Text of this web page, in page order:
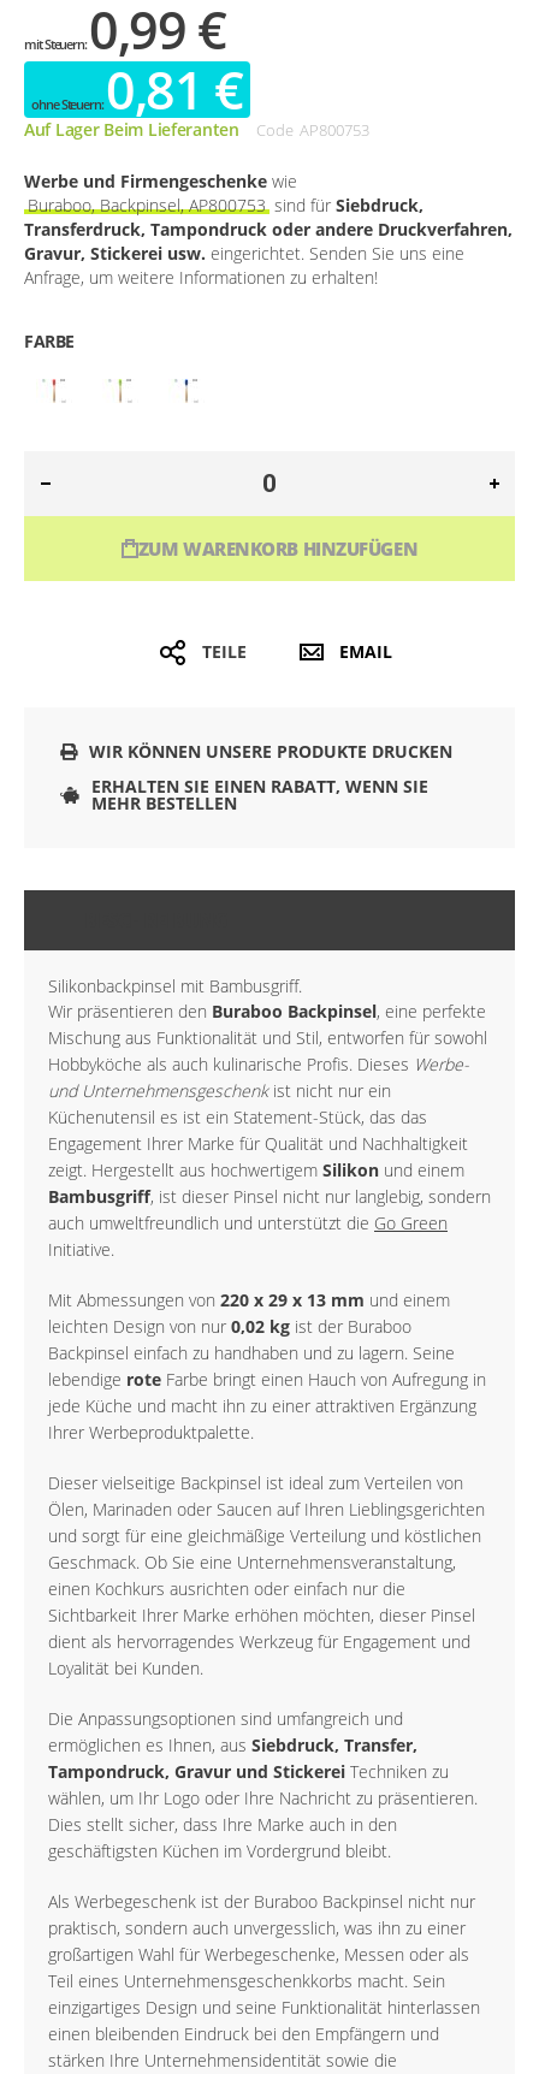
0,99 €
0,81 €
Auf Lager Beim Lieferanten Code AP800753
Werbe und Firmengeschenke wie
Buraboo, Backpinsel, AP800753 sind für Siebdruck,
Transferdruck, Tampondruck oder andere Druckverfahren,
Gravur, Stickerei usw. eingerichtet. Senden Sie uns eine
Anfrage, um weitere Informationen zu erhalten!
FARBE
ZUM WARENKORB HINZUFÜGEN
TEILE EMAIL
WIR KÖNNEN UNSERE PRODUKTE DRUCKEN
ERHALTEN SIE EINEN RABATT, WENN SIE
MEHR BESTELLEN
Silikonbackpinsel mit Bambusgriff.
Wir präsentieren den Buraboo Backpinsel, eine perfekte
Mischung aus Funktionalität und Stil, entworfen für sowohl
Hobbyköche als auch kulinarische Profis. Dieses Werbe-
und Unternehmensgeschenkist nicht nur ein
Küchenutensil es ist ein Statement-Stück, das das
Engagement Ihrer Marke für Qualität und Nachhaltigkeit
zeigt. Hergestellt aus hochwertigem Silikon und einem
Bambusgriff, ist dieser Pinsel nicht nur langlebig, sondern
auch umweltfreundlich und unterstützt die Go Green
Initiative.
Mit Abmessungen von 220 x 29 x 13 mm und einem
leichten Design von nur 0,02 kg ist der Buraboo
Backpinsel einfach zu handhaben und zu lagern. Seine
lebendige rote Farbe bringt einen Hauch von Aufregung in
jede Küche und macht ihn zu einer attraktiven Ergänzung
Ihrer Werbeproduktpalette.
Dieser vielseitige Backpinsel ist ideal zum Verteilen von
Ölen, Marinaden oder Saucen auf Ihren Lieblingsgerichten
und sorgt für eine gleichmäßige Verteilung und köstlichen
Geschmack. Ob Sie eine Unternehmensveranstaltung,
einen Kochkurs ausrichten oder einfach nur die
Sichtbarkeit Ihrer Marke erhöhen möchten, dieser Pinsel
dient als hervorragendes Werkzeug für Engagement und
Loyalität bei Kunden.
Die Anpassungsoptionen sind umfangreich und
ermöglichen es Ihnen, aus Siebdruck, Transfer,
Tampondruck, Gravur und Stickerei Techniken zu
wählen, um Ihr Logo oder Ihre Nachricht zu präsentieren.
Dies stellt sicher, dass Ihre Marke auch in den
geschäftigsten Küchen im Vordergrund bleibt.
Als Werbegeschenk ist der Buraboo Backpinsel nicht nur
praktisch, sondern auch unvergesslich, was ihn zu einer
großartigen Wahl für Werbegeschenke, Messen oder als
Teil eines Unternehmensgeschenkkorbs macht. Sein
einzigartiges Design und seine Funktionalität hinterlassen
einen bleibenden Eindruck bei den Empfängern und
stärken Ihre Unternehmensidentität sowie die